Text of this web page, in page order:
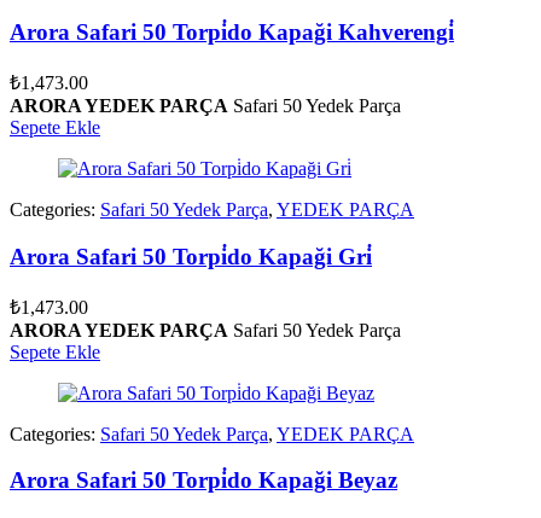
Arora Safari 50 Torpi̇do Kapaği Kahverengi̇
₺1,473.00
ARORA YEDEK PARÇA Safari 50 Yedek Parça
Sepete Ekle
Categories: Safari 50 Yedek Parça, YEDEK PARÇA
Arora Safari 50 Torpi̇do Kapaği Gri̇
₺1,473.00
ARORA YEDEK PARÇA Safari 50 Yedek Parça
Sepete Ekle
Categories: Safari 50 Yedek Parça, YEDEK PARÇA
Arora Safari 50 Torpi̇do Kapaği Beyaz